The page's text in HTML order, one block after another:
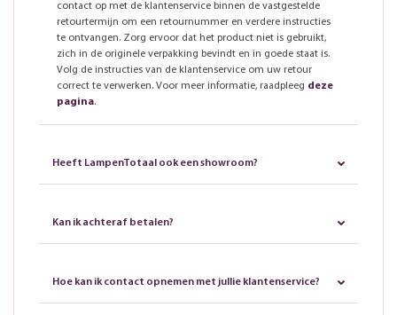
contact op met de klantenservice binnen de vastgestelde
retourtermijn om een retournummer en verdere instructies
te ontvangen. Zorg ervoor dat het product niet is gebruikt,
zich in de originele verpakking bevindt en in goede staat is.
Volg de instructies van de klantenservice om uw retour
correct te verwerken. Voor meer informatie, raadpleeg deze
pagina.
Heeft LampenTotaal ook een showroom?
Kan ik achteraf betalen?
Hoe kan ik contact opnemen met jullie klantenservice?